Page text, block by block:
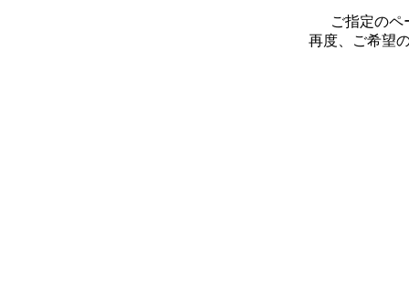
ご指定のペ
再度、ご希望